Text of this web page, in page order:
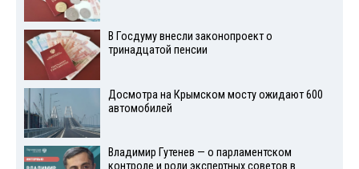
В Госдуму внесли законопроект о
тринадцатой пенсии
Досмотра на Крымском мосту ожидают 600
автомобилей
Владимир Гутенев — о парламентском